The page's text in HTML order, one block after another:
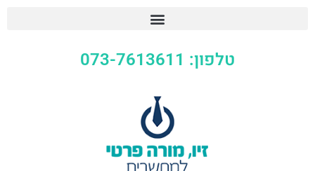
טלפון: 073-7613611